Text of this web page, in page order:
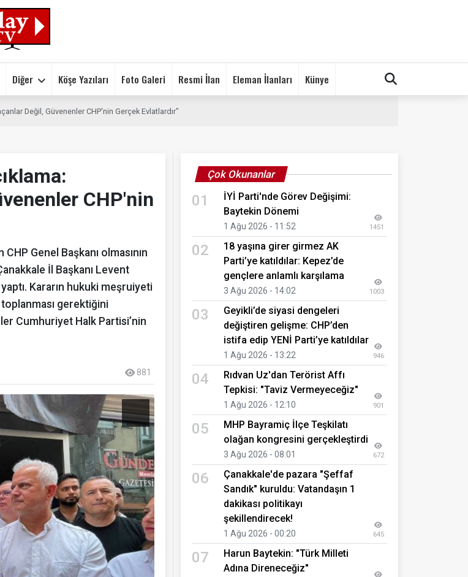
Diğer Köşe Yazıları Foto Galeri Resmi İlan Eleman İlanları Künye
Değil, Güvenenler CHP'nin Gerçek Evlatlardır"
CHP'nin
Genel Başkanı olmasının
İl Başkanı Levent
Kararın hukuki meşruiyeti
gerektiğini
Cumhuriyet Halk Partisi’nin
881
Çok Okunanlar
01
İYİ Parti'nde Görev Değişimi:
Baytekin Dönemi
1 Ağu 2026 - 11:52 1451
02
18 yaşına girer girmez AK
Parti’ye katıldılar: Kepez’de
gençlere anlamlı karşılama
3 Ağu 2026 - 14:02 1003
03
Geyikli’de siyasi dengeleri
değiştiren gelişme: CHP’den
istifa edip YENİ Parti’ye katıldılar
1 Ağu 2026 - 13:22 946
04
Rıdvan Uz'dan Terörist Affı
Tepkisi: "Taviz Vermeyeceğiz"
1 Ağu 2026 - 12:10 901
05
MHP Bayramiç İlçe Teşkilatı
olağan kongresini gerçekleştirdi
3 Ağu 2026 - 08:01 672
06
Çanakkale'de pazara "Şeffaf
Sandık" kuruldu: Vatandaşın 1
dakikası politikayı
şekillendirecek!
1 Ağu 2026 - 00:20 645
07
Harun Baytekin: "Türk Milleti
Adına Direneceğiz"